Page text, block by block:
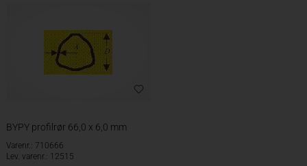
BYPY profilrør 66,0 x 6,0 mm
Varenr.: 710666
Lev. varenr.: 12515